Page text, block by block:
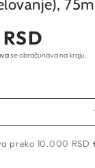
se obračunava na kraju.
preko 10.000 RSD